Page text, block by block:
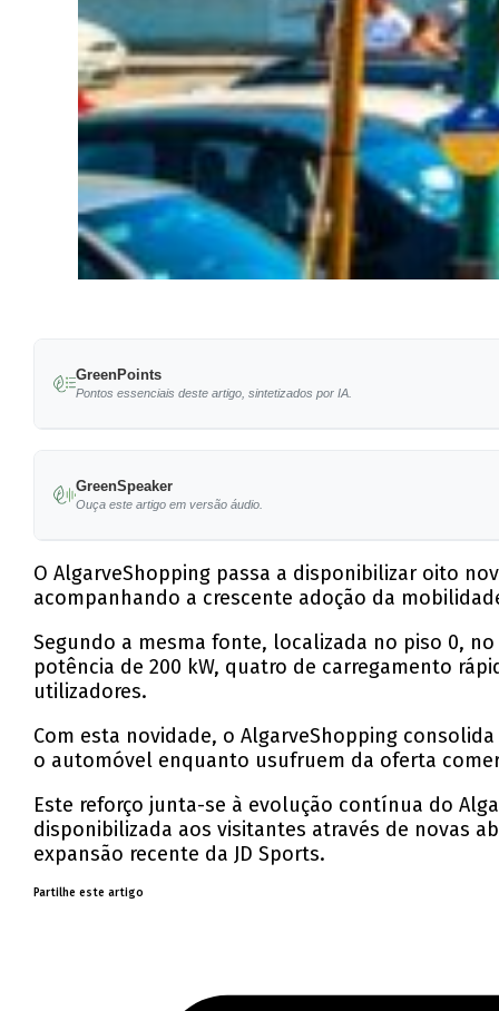
GreenPoints
Pontos essenciais deste artigo, sintetizados por IA.
Estão disponíveis dois pontos ultrarrápidos de
AlgarveShopping já conta com mais de 120
Recentemente, foram inauguradas novas
GreenSpeaker
Ouça este artigo em versão áudio.
O AlgarveShopping passa a disponibilizar oito
acompanhando a crescente adoção da
Segundo a mesma fonte, localizada no piso 0,
potência de 200 kW, quatro de carregamento
utilizadores.
Com esta novidade, o AlgarveShopping
o automóvel enquanto usufruem da oferta
Este reforço junta-se à evolução contínua do
disponibilizada aos visitantes através de novas
expansão recente da JD Sports.
Partilhe este artigo